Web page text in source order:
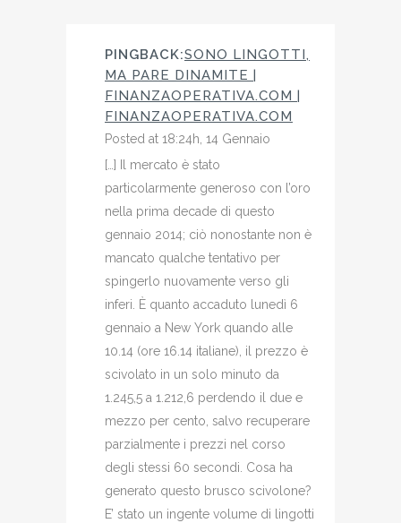
PINGBACK:SONO LINGOTTI,
MA PARE DINAMITE |
FINANZAOPERATIVA.COM |
FINANZAOPERATIVA.COM
Posted at 18:24h, 14 Gennaio
[…] Il mercato è stato
particolarmente generoso con l’oro
nella prima decade di questo
gennaio 2014; ciò nonostante non è
mancato qualche tentativo per
spingerlo nuovamente verso gli
inferi. È quanto accaduto lunedì 6
gennaio a New York quando alle
10.14 (ore 16.14 italiane), il prezzo è
scivolato in un solo minuto da
1.245,5 a 1.212,6 perdendo il due e
mezzo per cento, salvo recuperare
parzialmente i prezzi nel corso
degli stessi 60 secondi. Cosa ha
generato questo brusco scivolone?
E’ stato un ingente volume di lingotti